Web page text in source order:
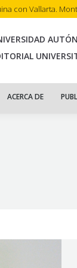
con Vallarta.
ACERCA DE